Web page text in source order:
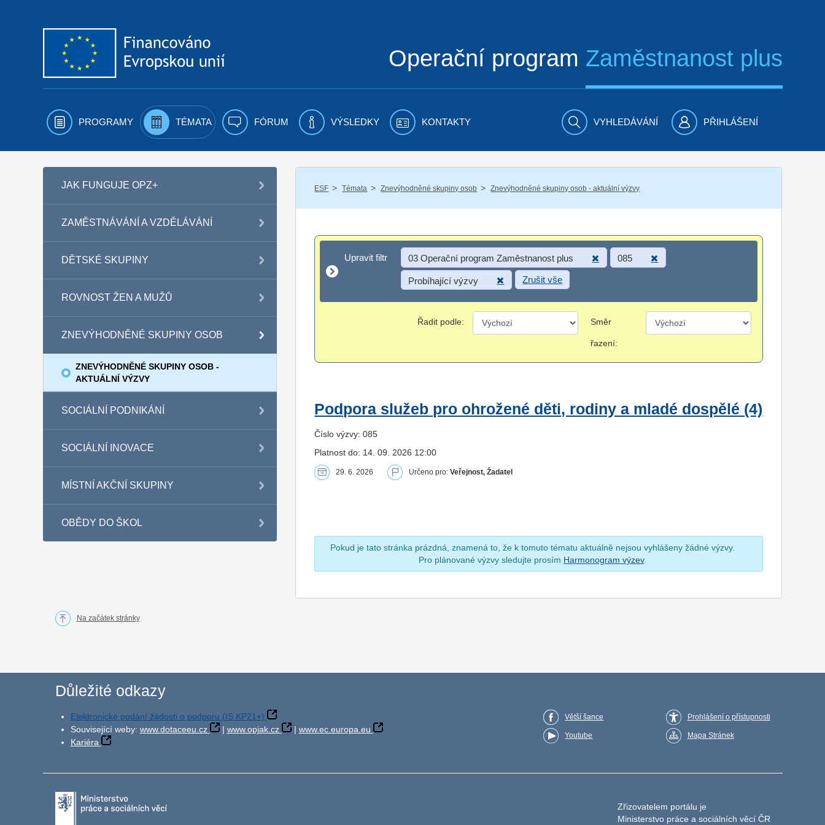
Operační program Zaměstnanost plus
PROGRAMY TÉMATA FÓRUM VÝSLEDKY KONTAKTY VYHLEDÁVÁNÍ PŘIHLÁŠENÍ
JAK FUNGUJE OPZ+
ZAMĚSTNÁVÁNÍ A VZDĚLÁVÁNÍ
DĚTSKÉ SKUPINY
ROVNOST ŽEN A MUŽŮ
ZNEVÝHODNĚNÉ SKUPINY OSOB
ZNEVÝHODNĚNÉ SKUPINY OSOB -
AKTUÁLNÍ VÝZVY
SOCIÁLNÍ PODNIKÁNÍ
SOCIÁLNÍ INOVACE
MÍSTNÍ AKČNÍ SKUPINY
OBĚDY DO ŠKOL
ESF / Témata / Znevýhodněné skupiny osob / Znevýhodněné skupiny osob - aktuální výzvy
Upravit filtr
Upravit filtr 03 Operační program Zaměstnanost plus 085
Probíhající výzvy Zrušit vše
Řadit podle: Směr
řazení:
Podpora služeb pro ohrožené děti, rodiny a mladé dospělé (4)
Číslo výzvy: 085
Platnost do: 14. 09. 2026 12:00
29. 6. 2026 Určeno pro:Veřejnost, Žadatel
Pokud je tato stránka prázdná, znamená to, že k tomuto tématu aktuálně nejsou vyhlášeny žádné výzvy.
Pro plánované výzvy sledujte prosím Harmonogram výzev.
Na začátek stránky
Důležité odkazy
Elektronické podání žádosti o podporu (IS KP21+)
Související weby: www.dotaceeu.cz | www.opjak.cz | www.ec.europa.eu
Kariéra
Větší šance
Youtube
Prohlášení o přístupnosti
Mapa Stránek
Zřizovatelem portálu je
Ministerstvo práce a sociálních věcí ČR